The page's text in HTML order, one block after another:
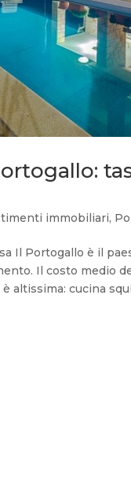
immobiliari,
Il Portogallo è il
Il costo medio
altissima: cucina